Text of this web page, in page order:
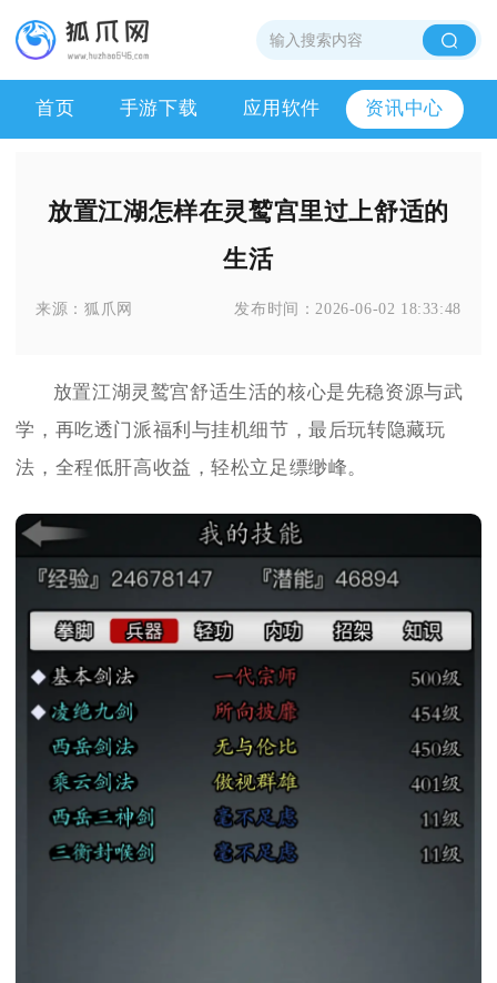
首页 手游下载 应用软件 资讯中心
放置江湖怎样在灵鹫宫里过上舒适的
生活
来源：狐爪网 发布时间：2026-06-02 18:33:48
放置江湖灵鹫宫舒适生活的核心是先稳资源与武
学，再吃透门派福利与挂机细节，最后玩转隐藏玩
法，全程低肝高收益，轻松立足缥缈峰。